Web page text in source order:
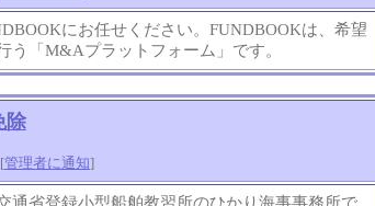
にお任せください。FUNDBOOKは、希望
う「M&Aプラットフォーム」です。
除
管理者に通知]